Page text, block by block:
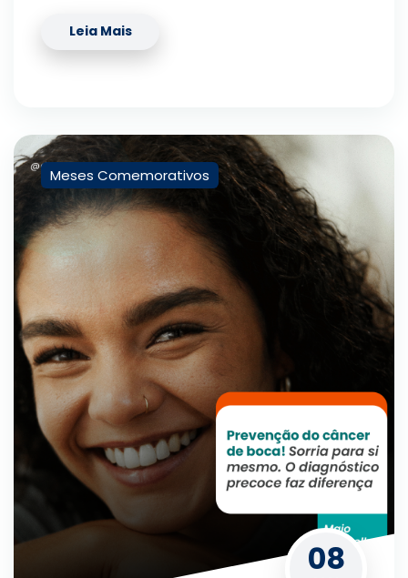
Leia Mais
Meses Comemorativos
08